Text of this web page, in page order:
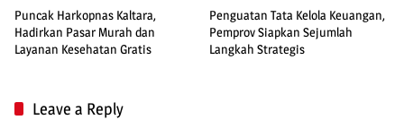
Puncak Harkopnas Kaltara,
Hadirkan Pasar Murah dan
Layanan Kesehatan Gratis
Penguatan Tata Kelola Keuangan,
Pemprov Siapkan Sejumlah
Langkah Strategis
Leave a Reply